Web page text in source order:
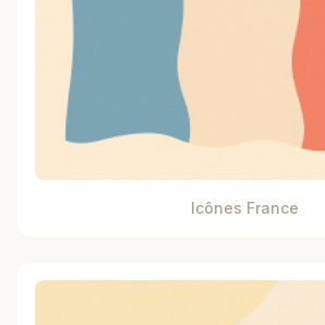
Icônes France